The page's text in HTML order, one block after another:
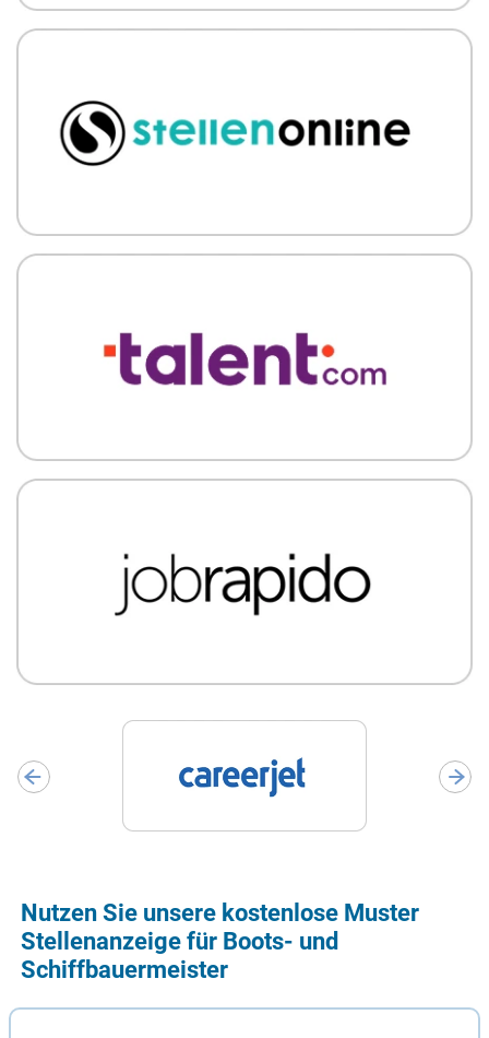
Nutzen Sie unsere kostenlose Muster
Stellenanzeige für Boots- und
Schiffbauermeister